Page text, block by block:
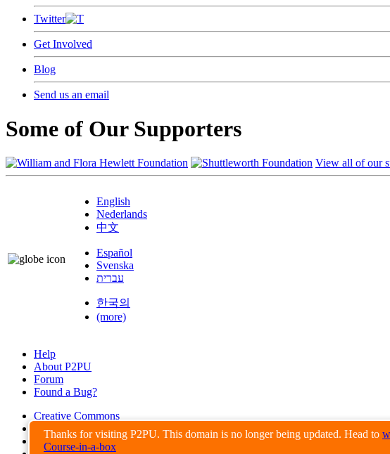
Thanks for visiting P2PU. This domain is no longer being updated. Head to
Course-in-a-box
Twitter
Get Involved
Blog
Send us an email
Some of Our Supporters
View all of our
English
Nederlands
中文
Español
Svenska
עברית
한국의
(more)
Help
About P2PU
Forum
Found a Bug?
Creative Commons
Share-Alike
Privacy Guidelines